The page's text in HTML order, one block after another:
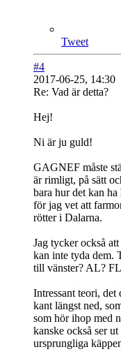
Tweet
#4
2017-06-25, 14:30
Re: Vad är detta?
Hej!
Ni är ju guld!
GAGNEF måste
är rimligt, på sätt
bara hur det kan
för jag vet att
rötter i Dalarna.
Jag tycker också
kan inte tyda dem.
till vänster? AL?
Intressant teori, det
kant längst ned,
som hör ihop med
kanske också ser
ursprungliga